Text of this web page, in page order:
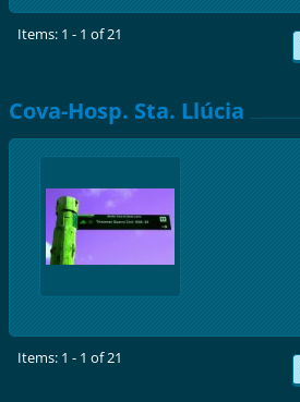
Items: 1 - 1 of 21
Cova-Hosp. Sta. Llúcia
Items: 1 - 1 of 21